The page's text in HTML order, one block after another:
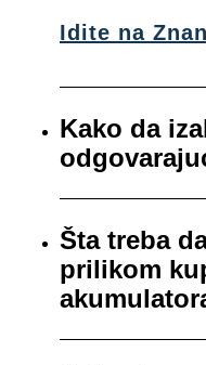
Idite na
Kako da
Šta treba
prilikom